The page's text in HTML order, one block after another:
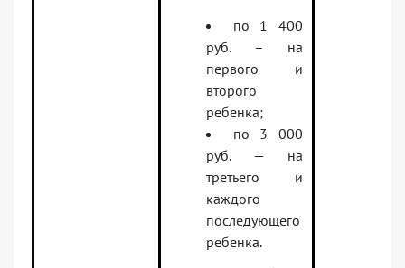
по 1 400
руб. – на
первого и
второго
ребенка;
по 3 000
руб. — на
третьего и
каждого
последующего
ребенка.